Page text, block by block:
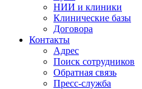
НИИ и клиники
Клинические базы
Договора
Контакты
Адрес
Поиск сотрудников
Обратная связь
Пресс-служба